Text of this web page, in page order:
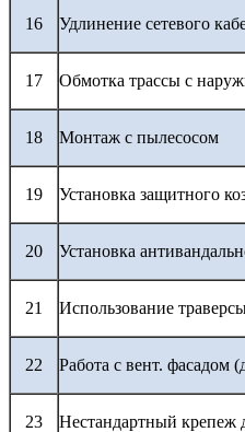
16 Удлинение сетевого
17 Обмотка трассы с
18 Монтаж с пылесосом
19 Установка защитного
20 Установка
21 Использование
22 Работа с вент. фасадом
23 Нестандартный крепеж